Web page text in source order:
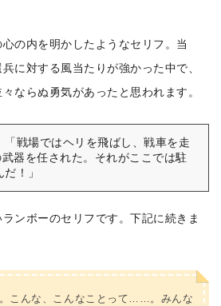
の内を明かしたようなセリフ。当
に対する風当たりが強かった中で、
ならぬ勇気があったと思われます。
「戦場ではヘリを飛ばし、戦車を走
器を任された。それがここでは駐
！」
ンボーのセリフです。下記に続きま
こんな、こんなことって……。みんな